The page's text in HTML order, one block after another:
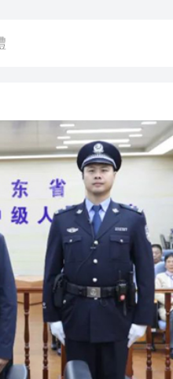
為黃金交易中心
噸TNT炸藥爆炸
災或為未熄滅煙頭引發